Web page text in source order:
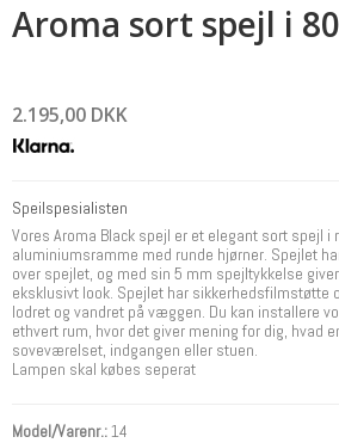
Aroma sort spejl i
2.195,00 DKK
Speilspesialisten
Vores Aroma Black spejl er et elegant sort spejl
aluminiumsramme med runde hjørner. Spejlet
over spejlet, og med sin 5 mm spejltykkelse
eksklusivt look. Spejlet har sikkerhedsfilmstøtte
lodret og vandret på væggen. Du kan installere
ethvert rum, hvor det giver mening for dig, hvad
soveværelset, indgangen eller stuen.
Lampen skal købes seperat
Model/Varenr.:14